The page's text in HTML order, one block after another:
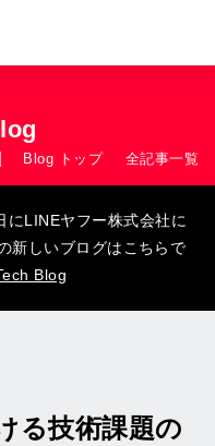
Blog トップ 全記事一覧
にLINEヤフー株式会社に
新しいブログはこちらで
Blog
る技術課題の